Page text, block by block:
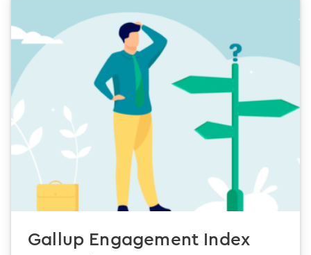
Gallup Engagement Index